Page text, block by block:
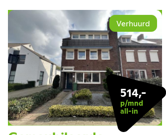
Verhuurd
514,-
p/mnd
all-in